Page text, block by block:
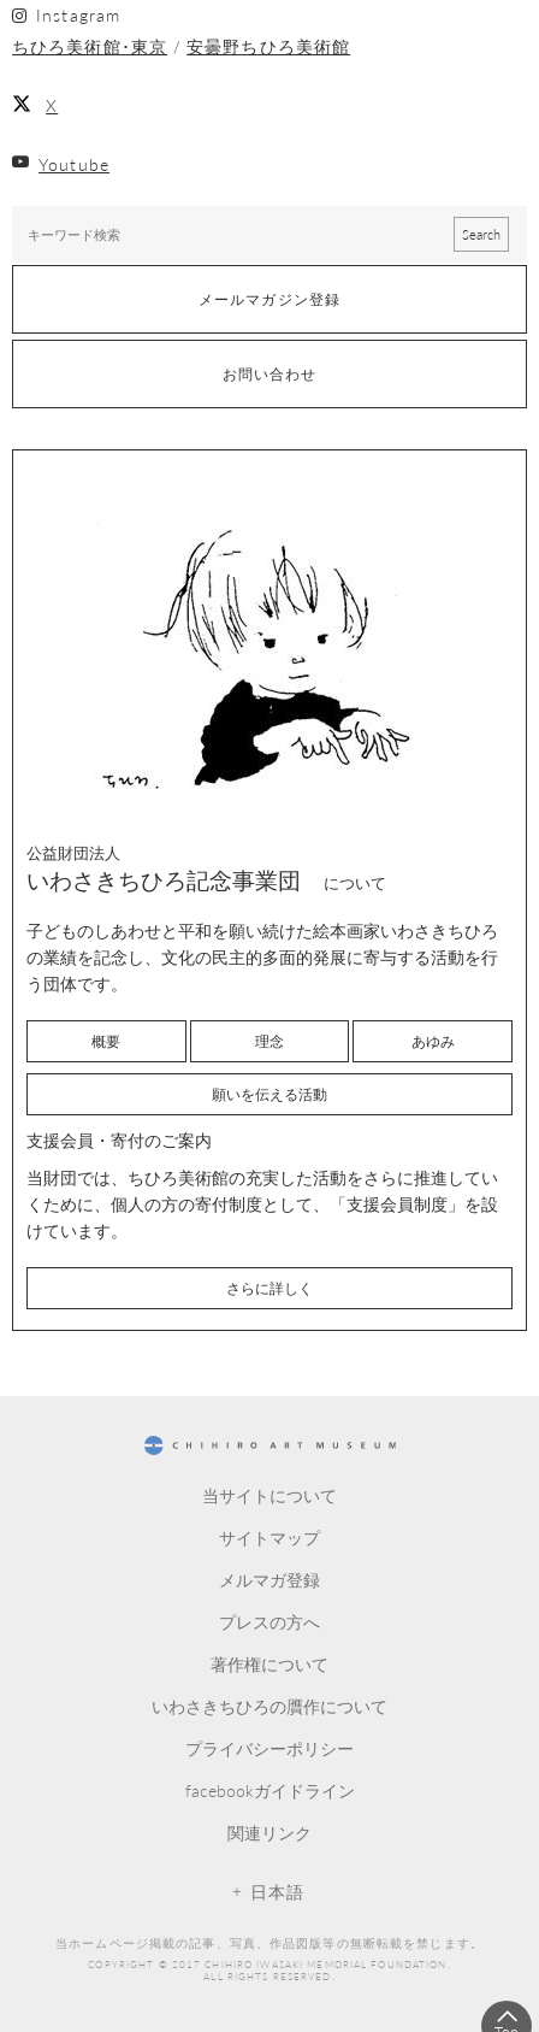
Instagram
ちひろ美術館･東京
安曇野ちひろ美術館
X
Youtube
メールマガジン登録
お問い合わせ
公益財団法人
いわさきちひろ記念事業団 について
子どものしあわせと平和を願い続けた絵本画家いわさきちひろ
の業績を記念し、文化の民主的多面的発展に寄与する活動を行
う団体です。
概要 理念 あゆみ
願いを伝える活動
支援会員・寄付のご案内
当財団では、ちひろ美術館の充実した活動をさらに推進してい
くために、個人の方の寄付制度として、「支援会員制度」を設
けています。
さらに詳しく
当サイトについて
サイトマップ
メルマガ登録
プレスの方へ
著作権について
いわさきちひろの贋作について
プライバシーポリシー
facebookガイドライン
関連リンク
日本語
当ホームページ掲載の記事、写真、作品図版等の無断転載を禁じます。
COPYRIGHT © 2017 CHIHIRO IWASAKI MEMORIAL FOUNDATION.
ALL RIGHTS RESERVED.